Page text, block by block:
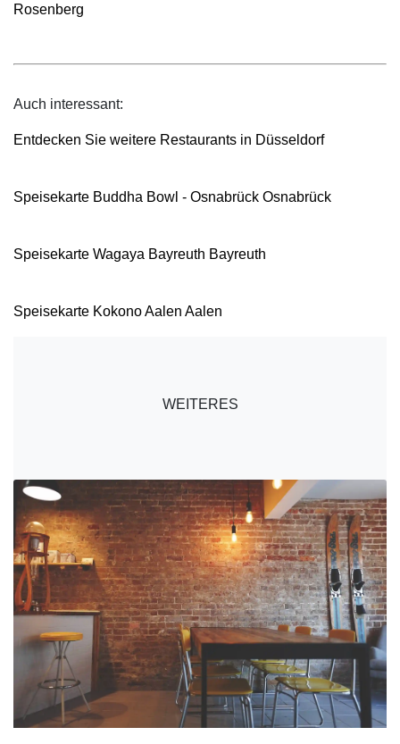
Rosenberg
Auch interessant:
Entdecken Sie weitere Restaurants in Düsseldorf
Speisekarte Buddha Bowl - Osnabrück Osnabrück
Speisekarte Wagaya Bayreuth Bayreuth
Speisekarte Kokono Aalen Aalen
WEITERES